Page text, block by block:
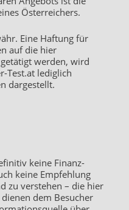
Österreichers.
Eine Haftung für
auf die hier
werden, wird
Test.at lediglich
dargestellt.
keine Finanz-
keine Empfehlung
zu verstehen – die hier
dem Besucher